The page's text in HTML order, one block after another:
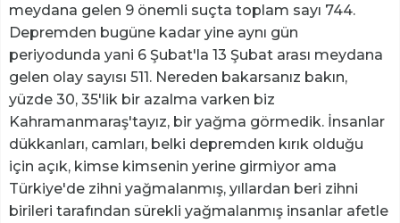
meydana gelen 9 önemli suçta toplam sayı 744.
Depremden bugüne kadar yine aynı gün
periyodunda yani 6 Şubat'la 13 Şubat arası meydana
gelen olay sayısı 511. Nereden bakarsanız bakın,
yüzde 30, 35'lik bir azalma varken biz
Kahramanmaraş'tayız, bir yağma görmedik. İnsanlar
dükkanları, camları, belki depremden kırık olduğu
için açık, kimse kimsenin yerine girmiyor ama
Türkiye'de zihni yağmalanmış, yıllardan beri zihni
birileri tarafından sürekli yağmalanmış insanlar afetle